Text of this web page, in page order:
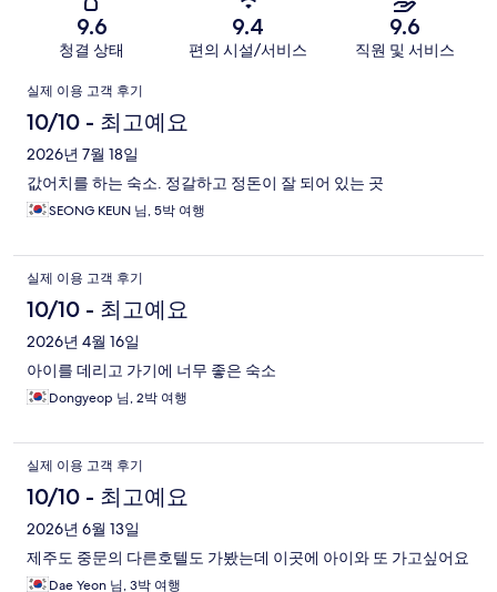
9.6
청결 상태
9.4
편의 시설/서비스
9.6
직원 및 서비스
이
용
후
기
실제 이용 고객 후기
10/10 - 최고예요
2026년 7월 18일
값어치를 하는 숙소. 정갈하고 정돈이 잘 되어 있는 곳
SEONG KEUN 님, 5박 여행
실제 이용 고객 후기
10/10 - 최고예요
2026년 4월 16일
아이를 데리고 가기에 너무 좋은 숙소
Dongyeop 님, 2박 여행
실제 이용 고객 후기
10/10 - 최고예요
2026년 6월 13일
제주도 중문의 다른호텔도 가봤는데 이곳에 아이와 또 가고싶어요
Dae Yeon 님, 3박 여행